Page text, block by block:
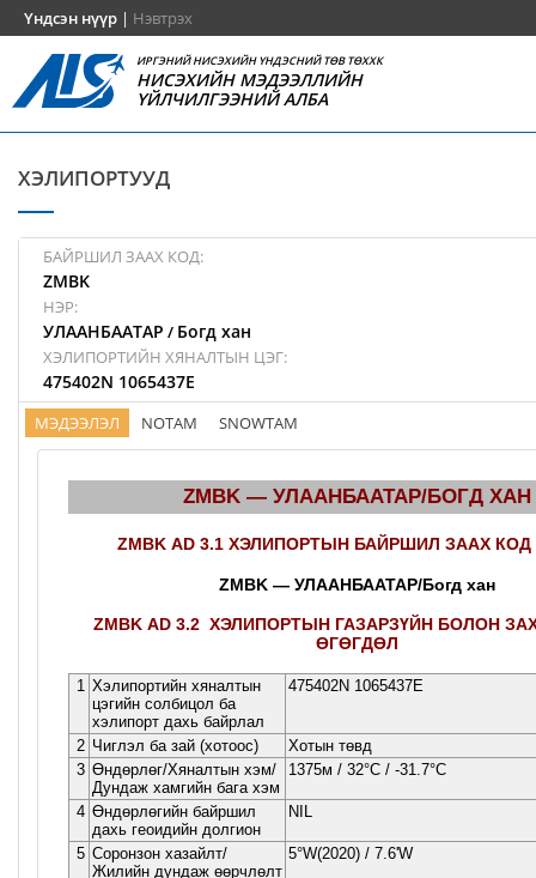
Үндсэн нүүр | Нэвтрэх
ИРГЭНИЙ НИСЭХИЙН ҮНДЭСНИЙ ТӨВ ТӨХХК
НИСЭХИЙН МЭДЭЭЛЛИЙН
ҮЙЛЧИЛГЭЭНИЙ АЛБА
ХЭЛИПОРТУУД
БАЙРШИЛ ЗААХ КОД:
ZMBK
НЭР:
УЛААНБААТАР / Богд хан
ХЭЛИПОРТИЙН ХЯНАЛТЫН ЦЭГ:
475402N 1065437E
МЭДЭЭЛЭЛ NOTAM SNOWTAM